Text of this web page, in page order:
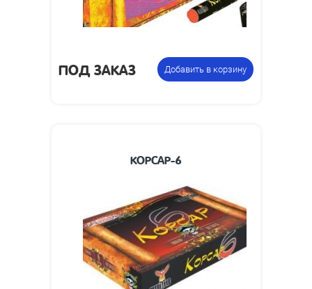
ПОД ЗАКАЗ Добавить в корзину
КОРСАР-6